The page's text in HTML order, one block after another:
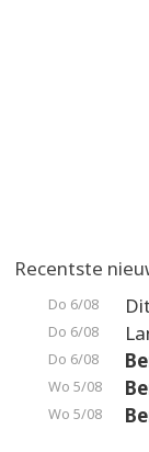
Recentste
Do 6/08
Do 6/08
Do 6/08
Wo 5/08
Wo 5/08